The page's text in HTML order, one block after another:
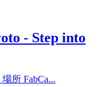
- Step into
所 FabCa...